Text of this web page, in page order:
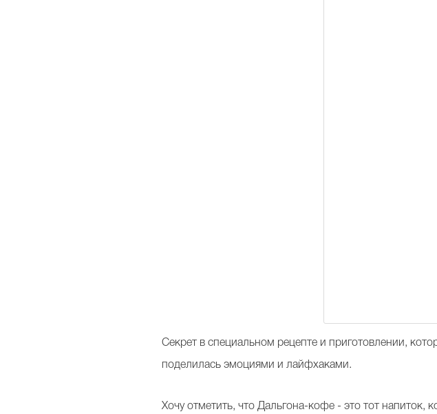
Секрет в специальном рецепте и приготовлении,
поделилась эмоциями и лайфхаками.
Хочу отметить, что Дальгона-кофе - это тот напиток,